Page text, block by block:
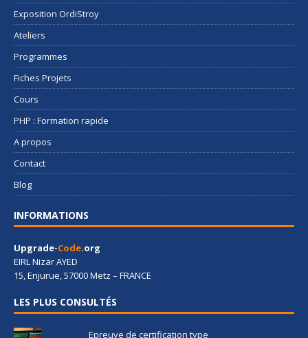
Exposition OrdiStroy
Ateliers
Programmes
Fiches Projets
Cours
PHP : Formation rapide
A propos
Contact
Blog
INFORMATIONS
Upgrade-Code.org
EIRL Nizar AYED
15, Enjurue, 57000 Metz – FRANCE
LES PLUS CONSULTÉS
Epreuve de certification type